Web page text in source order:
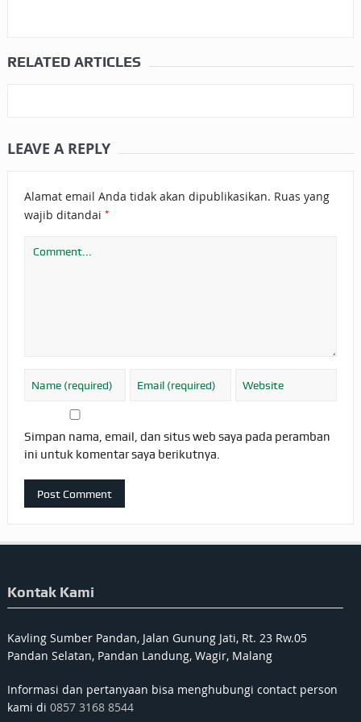
RELATED ARTICLES
LEAVE A REPLY
Alamat email Anda tidak akan dipublikasikan. Ruas yang
wajib ditandai *
Simpan nama, email, dan situs web saya pada peramban
ini untuk komentar saya berikutnya.
Kontak Kami
Kavling Sumber Pandan, Jalan Gunung Jati, Rt. 23 Rw.05
Pandan Selatan, Pandan Landung, Wagir, Malang
Informasi dan pertanyaan bisa menghubungi contact person
kami di 0857 3168 8544